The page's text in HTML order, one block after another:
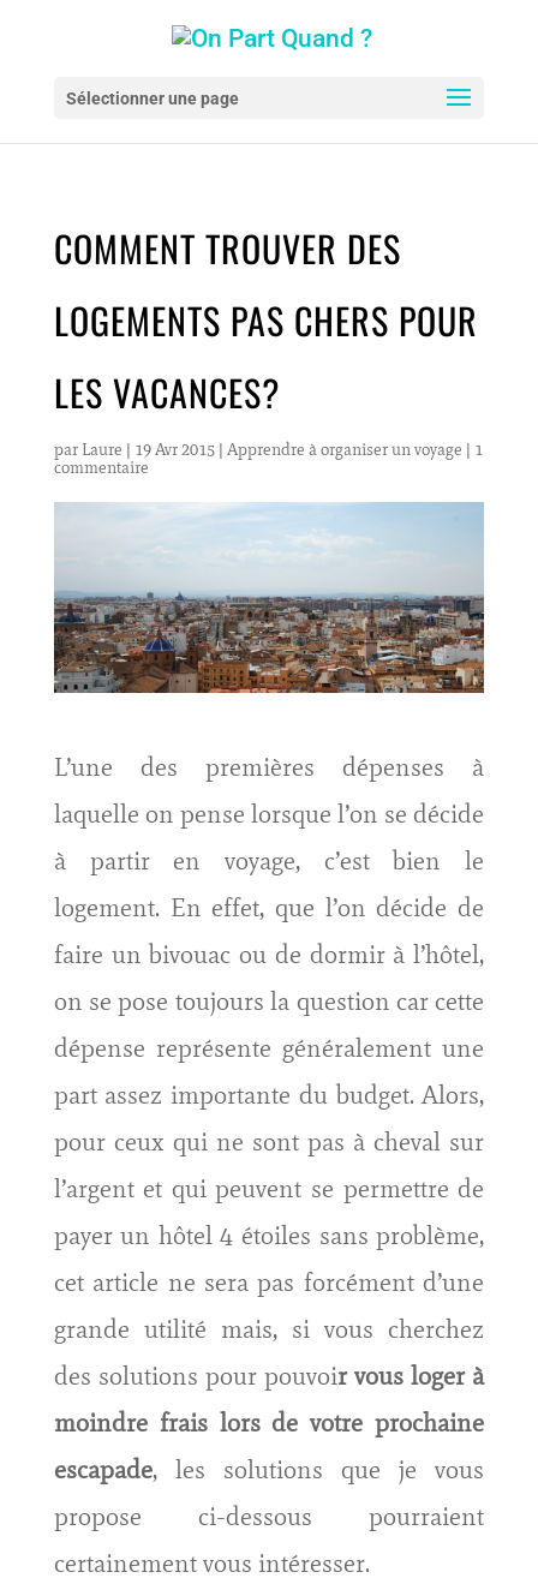
Sélectionner une page
COMMENT TROUVER DES
LOGEMENTS PAS CHERS POUR
LES VACANCES?
par Laure | 19 Avr 2015| Apprendre à organiser un voyage | 1
commentaire
L’une des premières dépenses à
laquelle on pense lorsque l’on se décide
à partir en voyage, c’est bien le
logement. En effet, que l’on décide de
faire un bivouac ou de dormir à l’hôtel,
on se pose toujours la question car cette
dépense représente généralement une
part assez importante du budget. Alors,
pour ceux qui ne sont pas à cheval sur
l’argent et qui peuvent se permettre de
payer un hôtel 4 étoiles sans problème,
cet article ne sera pas forcément d’une
grande utilité mais, si vous cherchez
des solutions pour pouvoir vous loger à
moindre frais lors de votre prochaine
escapade, les solutions que je vous
propose ci-dessous pourraient
certainement vous intéresser.